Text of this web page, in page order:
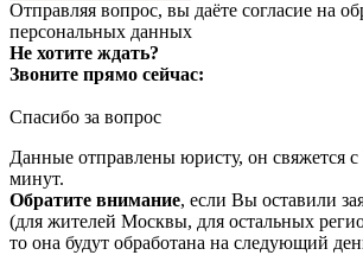
Отправляя вопрос, вы даёте согласие на
персональных данных
Не хотите ждать?
Звоните прямо сейчас:
Спасибо за вопрос
Данные отправлены юристу, он свяжется
минут.
Обратите внимание, если Вы оставили
(для жителей Москвы, для остальных
то она будут обработана на следующий